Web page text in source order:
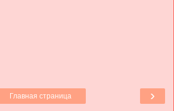
›
Главная страница